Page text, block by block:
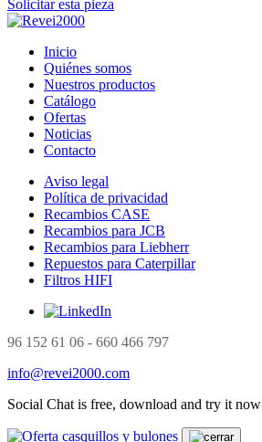
Solicitar esta pieza
Inicio
Quiénes somos
Nuestros productos
Catálogo
Ofertas
Noticias
Contacto
Aviso legal
Política de privacidad
Recambios CASE
Recambios para JCB
Recambios para Liebherr
Repuestos para Caterpillar
Filtros HIFI
96 152 61 06 - 660 466 797
info@revei2000.com
Social Chat is free, download and try it now